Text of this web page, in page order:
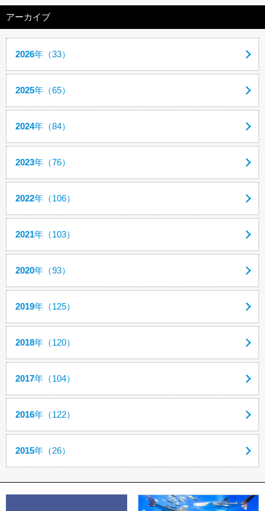
アーカイブ
2026年（33）
2025年（65）
2024年（84）
2023年（76）
2022年（106）
2021年（103）
2020年（93）
2019年（125）
2018年（120）
2017年（104）
2016年（122）
2015年（26）